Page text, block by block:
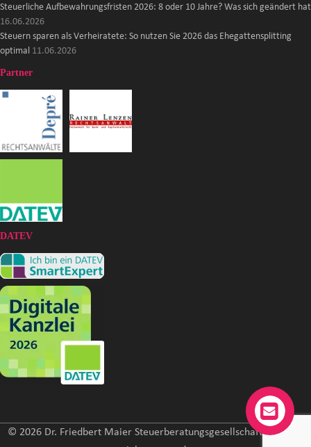
Steuerliche Aufbewahrungsfristen 2026: 8 oder 10 Jahre? Was sich geändert hat
16.06.2026
Steuern sparen als Verheiratete: So nutzen Sie 2026 das Ehegattensplitting
optimal 11.06.2026
Partner
DATEV
© 2026 Dr. Friedbert Maier Steuerberatungsgesellschaft mbH. All